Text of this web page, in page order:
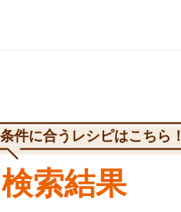
検索結果
件に合うレシピはこちら！